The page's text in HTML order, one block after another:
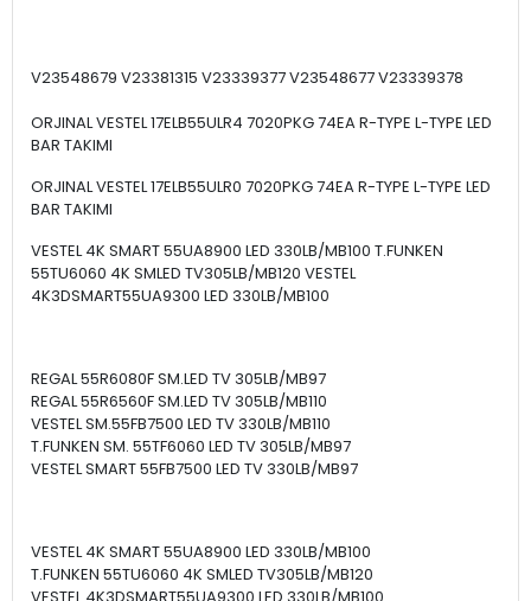
V23548679 V23381315 V23339377 V23548677 V23339378
ORJINAL VESTEL 17ELB55ULR4 7020PKG 74EA R-TYPE L-TYPE LED
BAR TAKIMI
ORJINAL VESTEL 17ELB55ULR0 7020PKG 74EA R-TYPE L-TYPE LED
BAR TAKIMI
VESTEL 4K SMART 55UA8900 LED 330LB/MB100 T.FUNKEN
55TU6060 4K SMLED TV305LB/MB120 VESTEL
4K3DSMART55UA9300 LED 330LB/MB100
REGAL 55R6080F SM.LED TV 305LB/MB97
REGAL 55R6560F SM.LED TV 305LB/MB110
VESTEL SM.55FB7500 LED TV 330LB/MB110
T.FUNKEN SM. 55TF6060 LED TV 305LB/MB97
VESTEL SMART 55FB7500 LED TV 330LB/MB97
VESTEL 4K SMART 55UA8900 LED 330LB/MB100
T.FUNKEN 55TU6060 4K SMLED TV305LB/MB120